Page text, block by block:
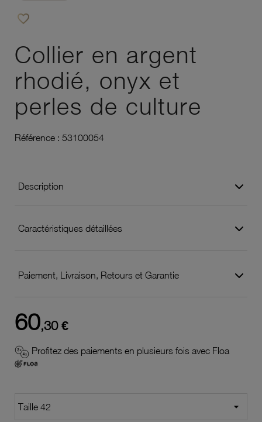
favorite_border
Collier en argent
rhodié, onyx et
perles de culture
Référence : 53100054
Description
Caractéristiques détaillées
Paiement, Livraison, Retours et Garantie
60,30 €
Profitez des paiements en plusieurs fois avec Floa